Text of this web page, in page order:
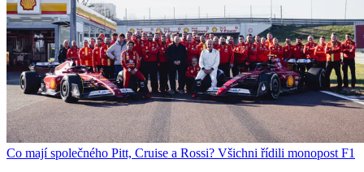
Co mají společného Pitt, Cruise a Rossi? Všichni řídili monopost F1